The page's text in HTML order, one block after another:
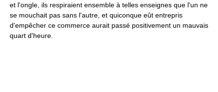
et l'ongle, ils respiraient ensemble à telles enseignes que l'un ne
se mouchait pas sans l'autre, et quiconque eût entrepris
d'empêcher ce commerce aurait passé positivement un mauvais
quart d'heure.